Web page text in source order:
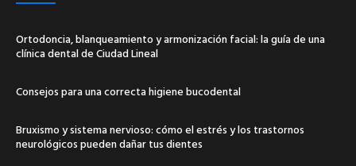
Ortodoncia, blanqueamiento y armonización facial: la guía de una
clínica dental de Ciudad Lineal
Consejos para una correcta higiene bucodental
Bruxismo y sistema nervioso: cómo el estrés y los trastornos
neurológicos pueden dañar tus dientes